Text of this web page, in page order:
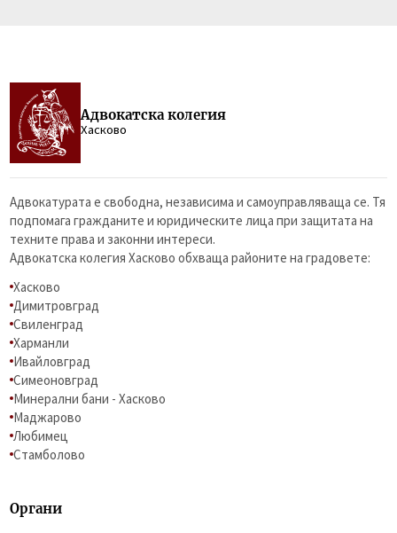
Адвокатска колегия
Хасково
Адвокатурата е свободна, независима и самоуправляваща се. Тя
подпомага гражданите и юридическите лица при защитата на
техните права и законни интереси.
Адвокатска колегия Хасково обхваща районите на градовете:
Хасково
Димитровград
Свиленград
Харманли
Ивайловград
Симеоновград
Минерални бани - Хасково
Маджарово
Любимец
Стамболово
Органи